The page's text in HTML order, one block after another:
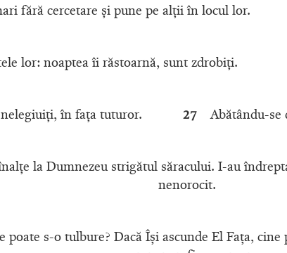
fără cercetare şi pune pe alţii în locul lor.
lor: noaptea îi răstoarnă, sunt zdrobiţi.
în faţa tuturor. 27 Abătându-se
la Dumnezeu strigătul săracului. I-au
nenorocit.
poate s-o tulbure? Dacă Îşi ascunde El Faţa,